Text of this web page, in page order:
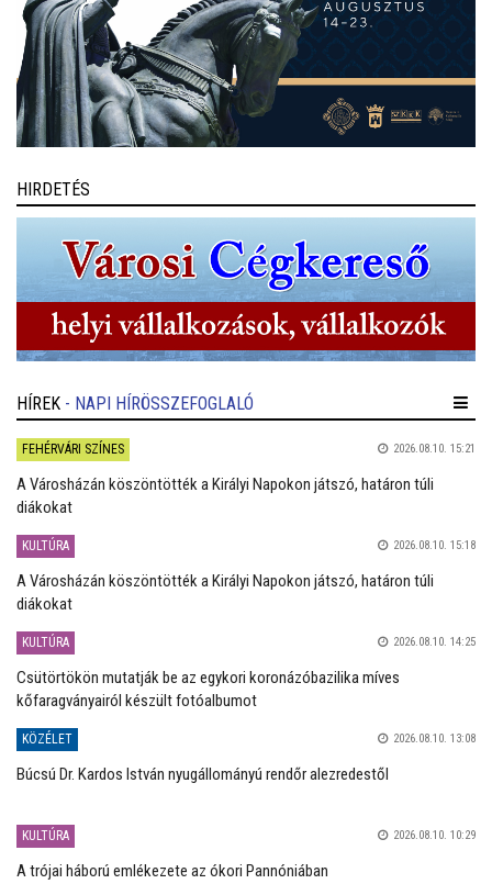
HIRDETÉS
HÍREK - NAPI HÍRÖSSZEFOGLALÓ
FEHÉRVÁRI SZÍNES 2026.08.10. 15:21
A Városházán köszöntötték a Királyi Napokon játszó, határon túli
diákokat
KULTÚRA 2026.08.10. 15:18
A Városházán köszöntötték a Királyi Napokon játszó, határon túli
diákokat
KULTÚRA 2026.08.10. 14:25
Csütörtökön mutatják be az egykori koronázóbazilika míves
kőfaragványairól készült fotóalbumot
KÖZÉLET 2026.08.10. 13:08
Búcsú Dr. Kardos István nyugállományú rendőr alezredestől
KULTÚRA 2026.08.10. 10:29
A trójai háború emlékezete az ókori Pannóniában